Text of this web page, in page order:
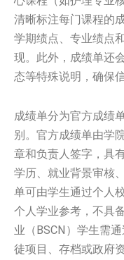
清晰标注每门课程的
学期绩点、专业绩点
现。此外，成绩单还
态等特殊说明，确保
成绩单分为官方成绩
别。官方成绩单由学
章和负责人签字，具
学历、就业背景审核
单可由学生通过个人
个人学业参考，不具
业（BSCN）学生需
徒项目、存档或政府